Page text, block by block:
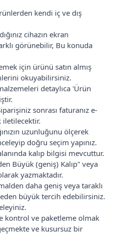
kendi iç ve dış
cihazın ekran
görünebilir, Bu konuda
için ürünü satın almış
okuyabilirsiniz.
detaylıca 'Ürün
sonrası faturanız e-
iletilecektir.
uzunluğunu ölçerek
doğru seçim yapınız.
kalıp bilgisi mevcuttur.
Büyük (geniş) Kalıp" veya
yazmaktadır.
daha geniş veya taraklı
büyük tercih edebilirsiniz.
kontrol ve paketleme olmak
ve kusursuz bir